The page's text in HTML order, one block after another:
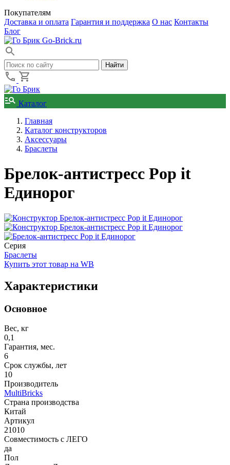
Покупателям
Доставка и оплата Гарантия и поддержка О нас Контакты
Блог
Go-Brick.ru
Каталог
Главная
Каталог конструкторов
Аксессуары
Браслеты
Брелок-антистресс Pop it
Единорог
Серия
Браслеты
Купить этот товар на WB
Характеристики
Основное
Вес, кг
0,1
Гарантия, мес.
6
Срок службы, лет
10
Производитель
MultiBricks
Страна производства
Китай
Артикул
21010
Совместимость с ЛЕГО
да
Пол